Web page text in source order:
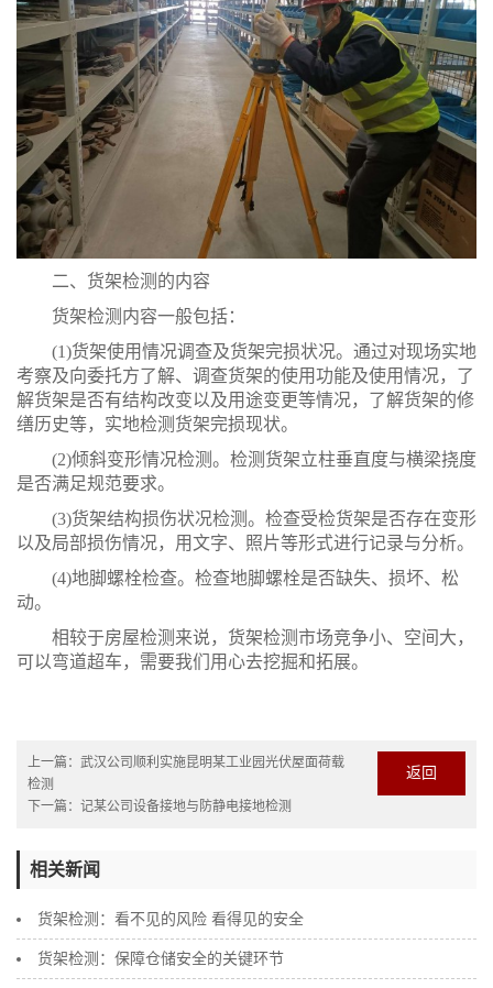
二、货架检测的内容
货架检测内容一般包括：
(1)货架使用情况调查及货架完损状况。通过对现场实地
考察及向委托方了解、调查货架的使用功能及使用情况，了
解货架是否有结构改变以及用途变更等情况，了解货架的修
缮历史等，实地检测货架完损现状。
(2)倾斜变形情况检测。检测货架立柱垂直度与横梁挠度
是否满足规范要求。
(3)货架结构损伤状况检测。检查受检货架是否存在变形
以及局部损伤情况，用文字、照片等形式进行记录与分析。
(4)地脚螺栓检查。检查地脚螺栓是否缺失、损坏、松
动。
相较于房屋检测来说，货架检测市场竞争小、空间大，
可以弯道超车，需要我们用心去挖掘和拓展。
上一篇： 武汉公司顺利实施昆明某工业园光伏屋面荷载
检测
下一篇： 记某公司设备接地与防静电接地检测
返回
相关新闻
货架检测：看不见的风险 看得见的安全
货架检测：保障仓储安全的关键环节